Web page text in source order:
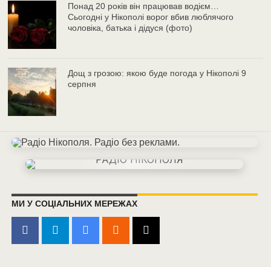
Понад 20 років він працював водієм…
Сьогодні у Нікополі ворог вбив люблячого
чоловіка, батька і дідуся (фото)
Дощ з грозою: якою буде погода у Нікополі 9
серпня
МИ У СОЦІАЛЬНИХ МЕРЕЖАХ